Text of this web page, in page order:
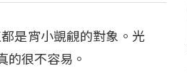
是宵小覬覦的對象。光
的很不容易。